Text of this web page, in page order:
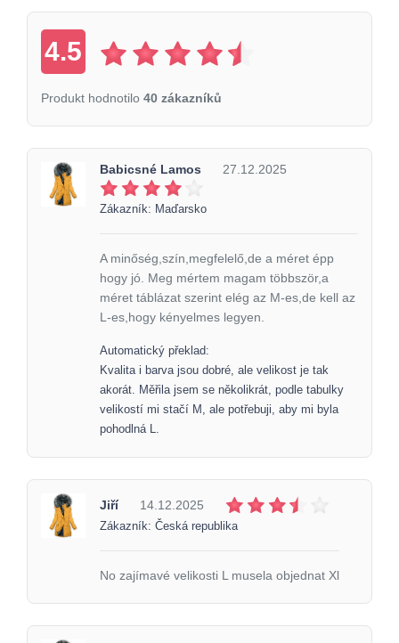
4.5
Produkt hodnotilo 40 zákazníků
Babicsné Lamos 27.12.2025
Zákazník: Maďarsko
A minőség,szín,megfelelő,de a méret épp
hogy jó. Meg mértem magam többször,a
méret táblázat szerint elég az M-es,de kell az
L-es,hogy kényelmes legyen.
Automatický překlad:
Kvalita i barva jsou dobré, ale velikost je tak
akorát. Měřila jsem se několikrát, podle tabulky
velikostí mi stačí M, ale potřebuji, aby mi byla
pohodlná L.
Jiří 14.12.2025
Zákazník: Česká republika
No zajímavé velikosti L musela objednat Xl